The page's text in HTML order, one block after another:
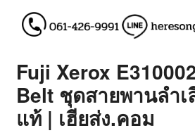
Fuji Xerox
Belt ชุดสายพานลำ
แท้ | เฮียส่ง.คอม